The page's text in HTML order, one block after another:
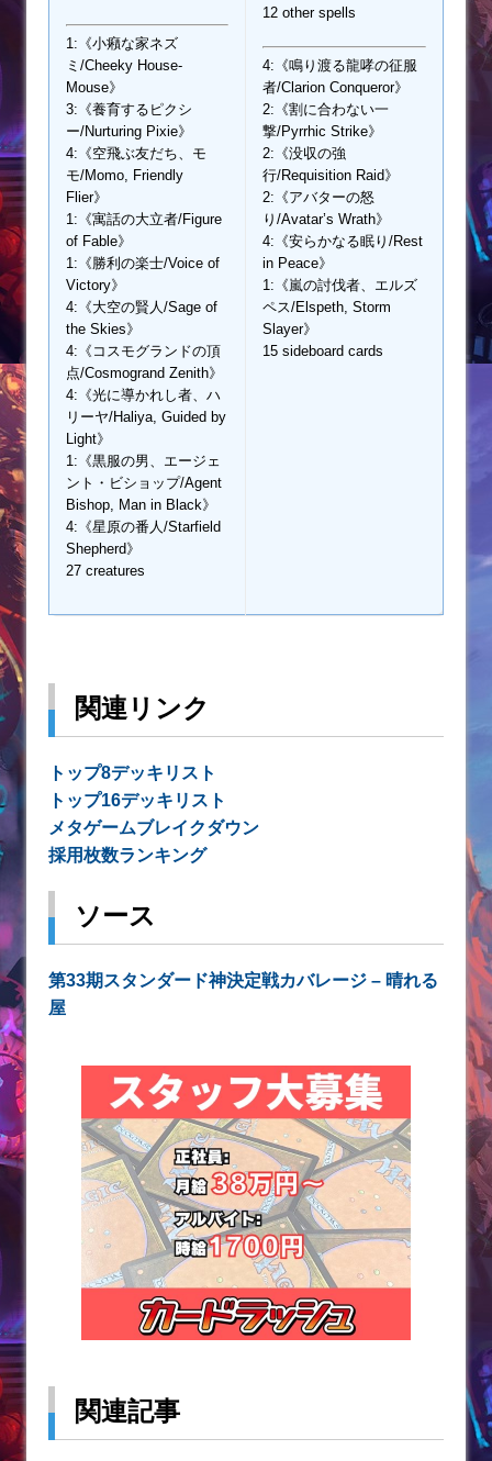
1:《小癪な家ネズ
ミ/Cheeky House-
Mouse》
3:《養育するピクシ
ー/Nurturing Pixie》
4:《空飛ぶ友だち、モ
モ/Momo, Friendly
Flier》
1:《寓話の大立者/Figure
of Fable》
1:《勝利の楽士/Voice of
Victory》
4:《大空の賢人/Sage of
the Skies》
4:《コスモグランドの頂
点/Cosmogrand Zenith》
4:《光に導かれし者、ハ
リーヤ/Haliya, Guided by
Light》
1:《黒服の男、エージェ
ント・ビショップ/Agent
Bishop, Man in Black》
4:《星原の番人/Starfield
Shepherd》
27 creatures
12 other spells
4:《鳴り渡る龍哮の征服
者/Clarion Conqueror》
2:《割に合わない一
撃/Pyrrhic Strike》
2:《没収の強
行/Requisition Raid》
2:《アバターの怒
り/Avatar’s Wrath》
4:《安らかなる眠り/Rest
in Peace》
1:《嵐の討伐者、エルズ
ペス/Elspeth, Storm
Slayer》
15 sideboard cards
関連リンク
トップ8デッキリスト
トップ16デッキリスト
メタゲームブレイクダウン
採用枚数ランキング
ソース
第33期スタンダード神決定戦カバレージ – 晴れる
屋
関連記事